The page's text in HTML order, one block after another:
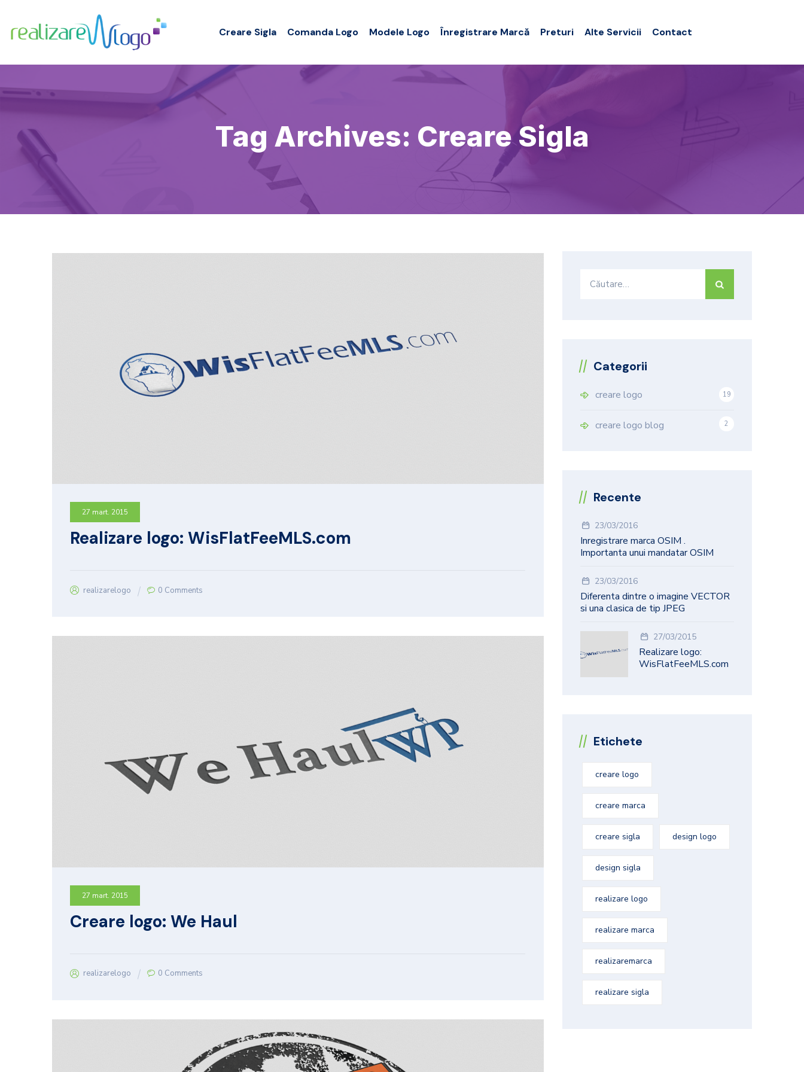
Creare Sigla Comanda Logo Modele Logo Înregistrare Marcă Preturi Alte Servicii Contact
Tag Archives: Creare Sigla
27 mart. 2015
Realizare logo: WisFlatFeeMLS.com
realizarelogo 0 Comments
27 mart. 2015
Creare logo: We Haul
realizarelogo 0 Comments
Categorii
creare logo
19
creare logo blog 2
Recente
23/03/2016
Inregistrare marca OSIM .
Importanta unui mandatar OSIM
23/03/2016
Diferenta dintre o imagine VECTOR
si una clasica de tip JPEG
27/03/2015
Realizare logo:
WisFlatFeeMLS.com
Etichete
creare logo
creare marca
creare sigla design logo
design sigla
realizare logo
realizare marca
realizaremarca
realizare sigla